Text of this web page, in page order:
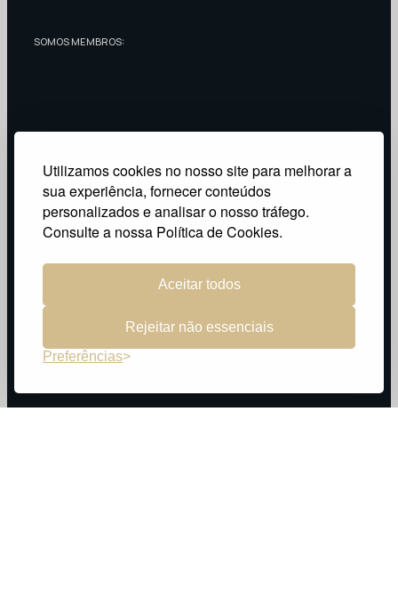
Utilizamos cookies no nosso site para melhorar a
sua experiência, fornecer conteúdos
personalizados e analisar o nosso tráfego.
Consulte a nossa Política de Cookies.
Aceitar todos
Rejeitar não essenciais
Preferências
SOMOS MEMBROS:
Política de Privacidade